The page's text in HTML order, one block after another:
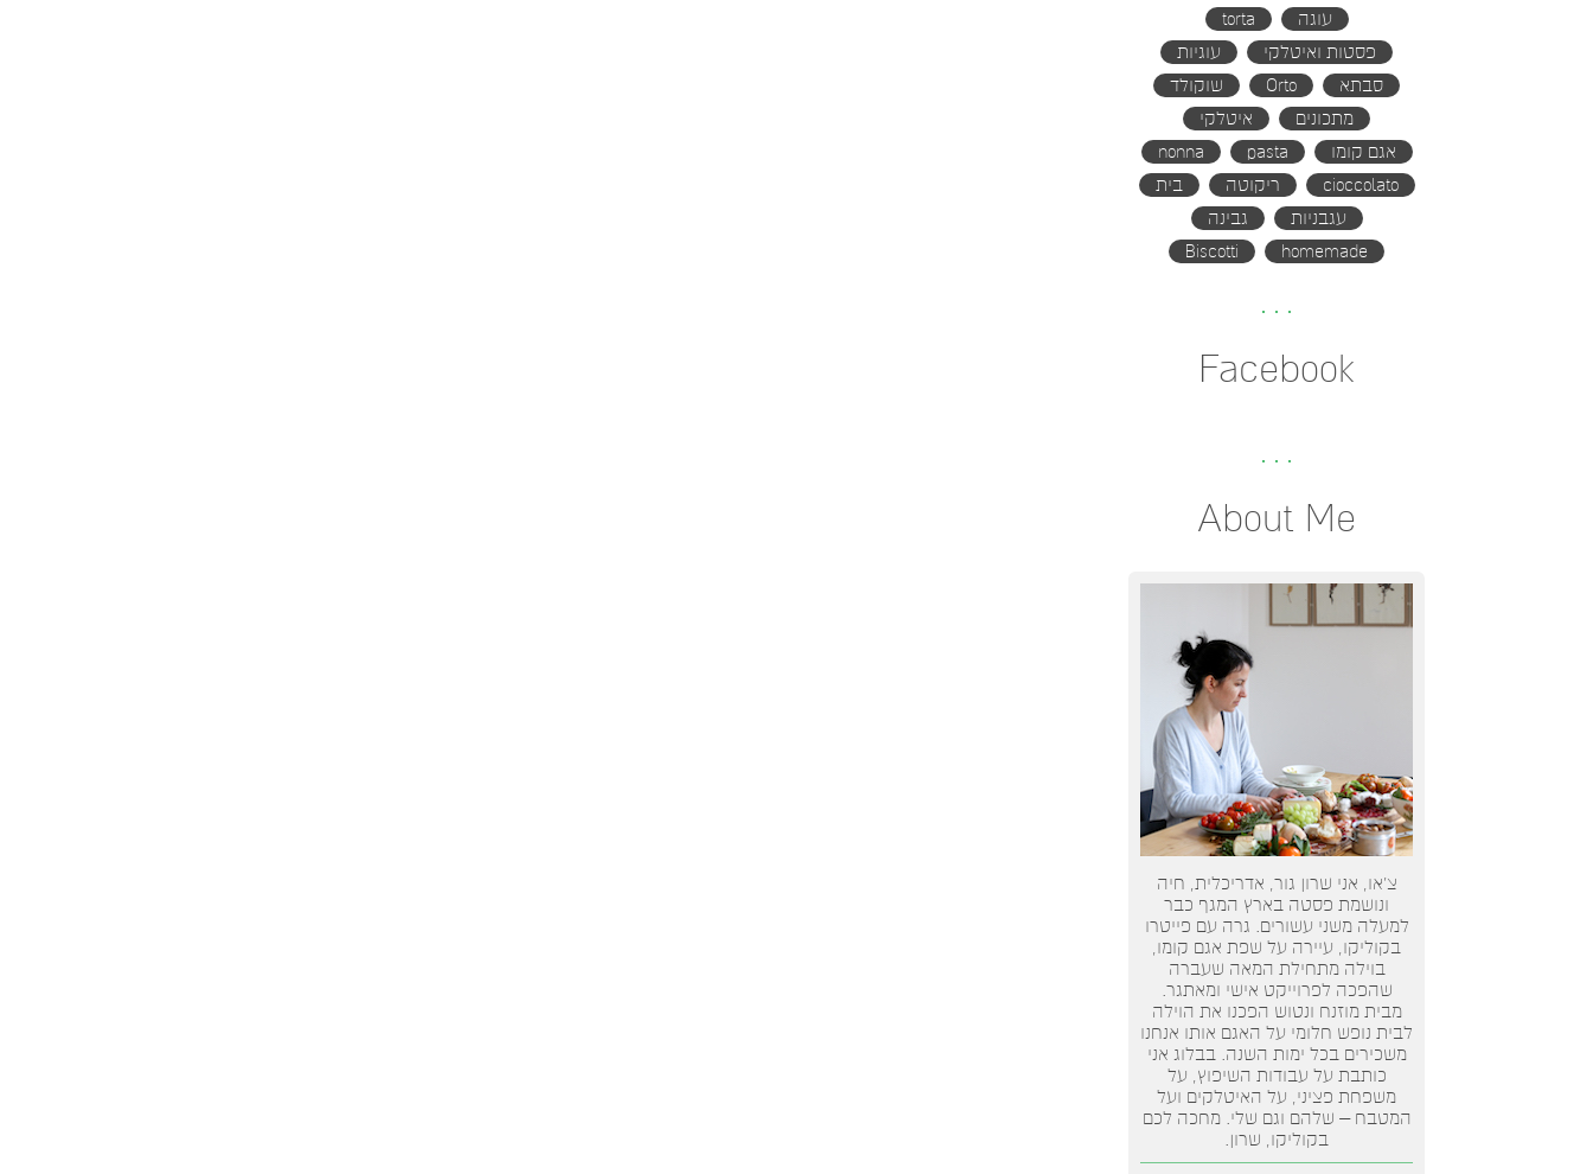
עוגה
torta
פסטות ואיטלקי
עוגיות
סבתא
Orto
שוקולד
מתכונים
איטלקי
אגם קומו
pasta
nonna
cioccolato
ריקוטה
בית
עגבניות
גבינה
homemade
Biscotti
Facebook
About Me
צ’או, אני שרון גור, אדריכלית, חיה
ונושמת פסטה בארץ המגף כבר
למעלה משני עשורים. גרה עם פייטרו
בקוליקו, עיירה על שפת אגם קומו,
בוילה מתחילת המאה שעברה
שהפכה לפרוייקט אישי ומאתגר.
מבית מוזנח ונטוש הפכנו את הוילה
לבית נופש חלומי על האגם אותו אנחנו
משכירים בכל ימות השנה. בבלוג אני
כותבת על עבודות השיפוץ, על
משפחת פציני, על האיטלקים ועל
המטבח – שלהם וגם שלי. מחכה לכם
בקוליקו, שרון.